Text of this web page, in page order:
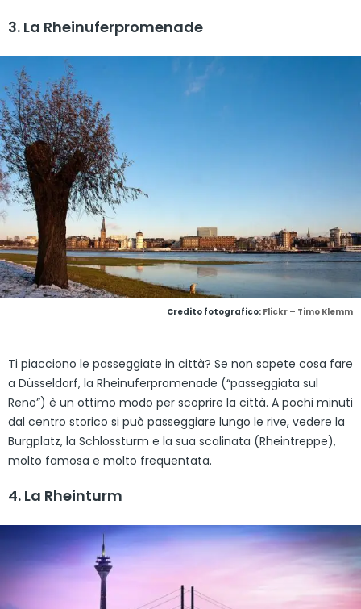
3. La Rheinuferpromenade
Credito fotografico: Flickr – Timo Klemm
Ti piacciono le passeggiate in città? Se non sapete cosa fare
a Düsseldorf, la Rheinuferpromenade (“passeggiata sul
Reno”) è un ottimo modo per scoprire la città. A pochi minuti
dal centro storico si può passeggiare lungo le rive, vedere la
Burgplatz, la Schlossturm e la sua scalinata (Rheintreppe),
molto famosa e molto frequentata.
4. La Rheinturm